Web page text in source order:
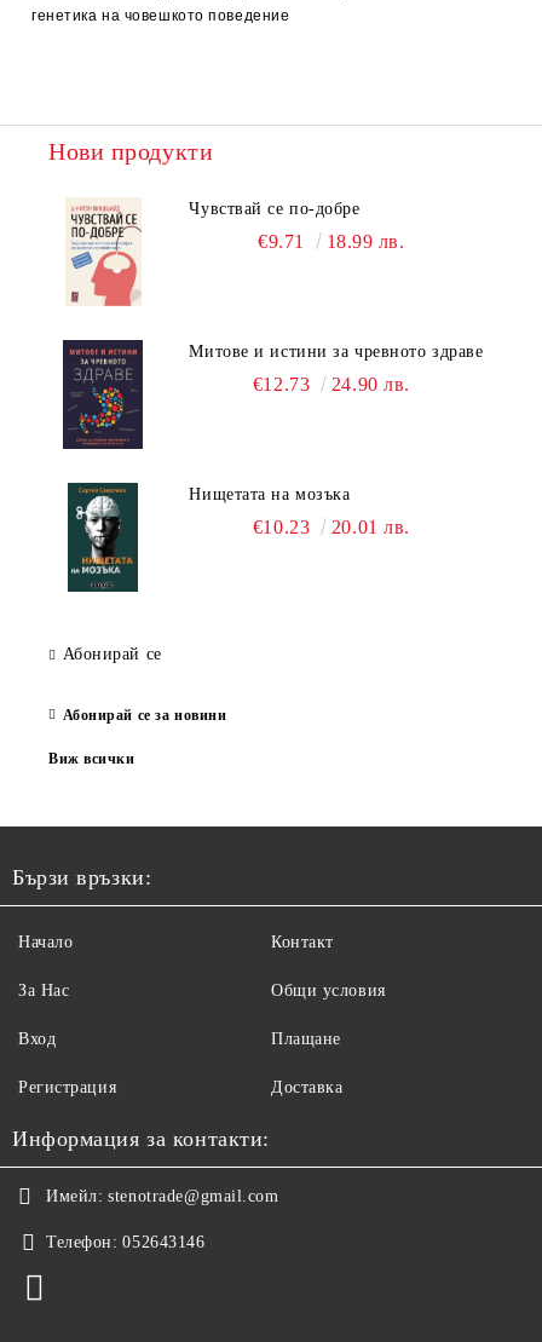
генетика на човешкото поведение
Нови продукти
Чувствай се по-добре
€9.71 18.99 лв.
Митове и истини за чревното здраве
€12.73 24.90 лв.
Нищетата на мозъка
€10.23 20.01 лв.
Абонирай се
Абонирай се за новини
Виж всички
Бързи връзки:
Начало
За Нас
Вход
Регистрация
Контакт
Общи условия
Плащане
Доставка
Информация за контакти:
Имейл: stenotrade@gmail.com
Телефон: 052643146